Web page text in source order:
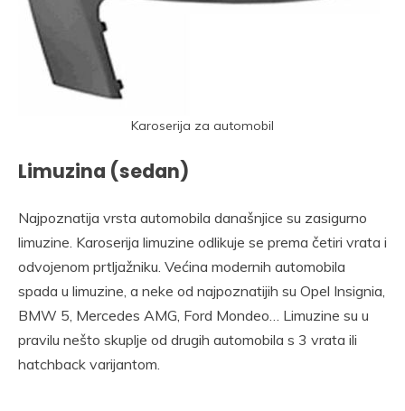
Karoserija za automobil
Limuzina (sedan)
Najpoznatija vrsta automobila današnjice su zasigurno
limuzine. Karoserija limuzine odlikuje se prema četiri vrata i
odvojenom prtljažniku. Većina modernih automobila
spada u limuzine, a neke od najpoznatijih su Opel Insignia,
BMW 5, Mercedes AMG, Ford Mondeo… Limuzine su u
pravilu nešto skuplje od drugih automobila s 3 vrata ili
hatchback varijantom.